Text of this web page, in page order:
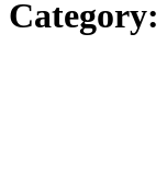
Category: